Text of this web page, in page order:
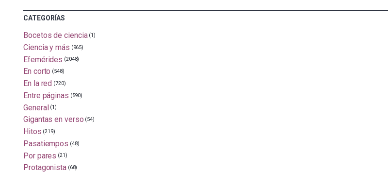
CATEGORÍAS
Bocetos de ciencia (1)
Ciencia y más (965)
Efemérides (2048)
En corto (548)
En la red (720)
Entre páginas (590)
General (1)
Gigantas en verso (54)
Hitos (219)
Pasatiempos (48)
Por pares (21)
Protagonista (68)